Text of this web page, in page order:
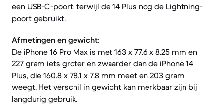
een USB-C-poort, terwijl de 14 Plus nog de Lightning-
poort gebruikt.
Afmetingen en gewicht:
De iPhone 16 Pro Max is met 163 x 77.6 x 8.25 mm en
227 gram iets groter en zwaarder dan de iPhone 14
Plus, die 160.8 x 78.1 x 7.8 mm meet en 203 gram
weegt. Het verschil in gewicht kan merkbaar zijn bij
langdurig gebruik.